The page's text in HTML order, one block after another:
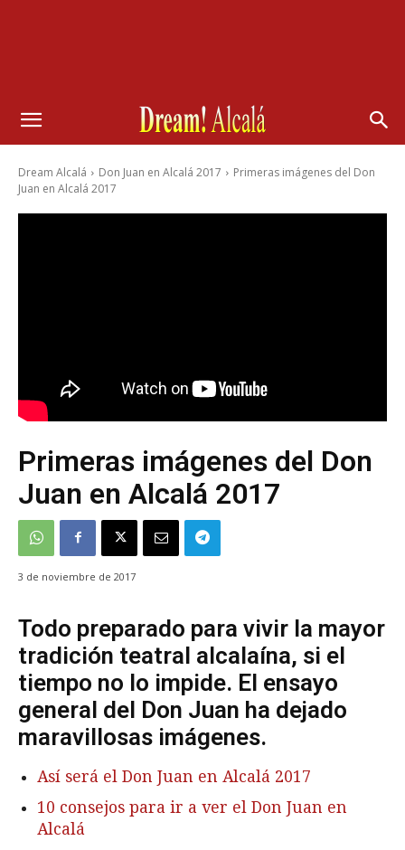
Dream Alcalá Don Juan en Alcalá 2017
Primeras imágenes del Don
Juan en Alcalá 2017
Primeras imágenes del Don
Juan en Alcalá 2017
3 de noviembre de 2017
Todo preparado para vivir la mayor
tradición teatral alcalaína, si el
tiempo no lo impide. El ensayo
general del Don Juan ha dejado
maravillosas imágenes.
Así será el Don Juan en Alcalá 2017
10 consejos para ir a ver el Don Juan en
Alcalá